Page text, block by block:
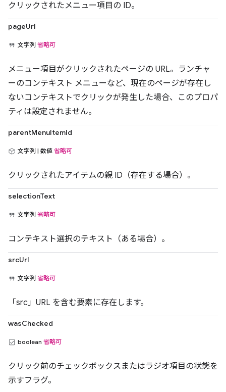
クリックされたメニュー項目の ID。
pageUrl
文字列 省略可
メニュー項目がクリックされたページの URL。ランチャ
ーのコンテキスト メニューなど、現在のページが存在し
ないコンテキストでクリックが発生した場合、このプロパ
ティは設定されません。
parentMenuItemId
文字列 | 数値 省略可
クリックされたアイテムの親 ID（存在する場合）。
selectionText
文字列 省略可
コンテキスト選択のテキスト（ある場合）。
srcUrl
文字列 省略可
「src」URL を含む要素に存在します。
wasChecked
boolean 省略可
クリック前のチェックボックスまたはラジオ項目の状態を
示すフラグ。